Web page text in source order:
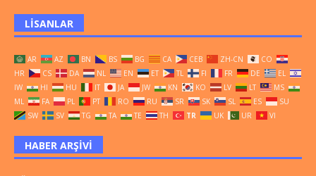
LISANLAR
AR AZ BN BS BG CA CEB ZH-CN
CO
HR
CS DA NL EN ET TL FI FR DE
EL
IW
HI HU IT JA JW KN KO LV LT
MS
ML
FA PL PT RO RU SR SK SL ES
SU
SW
SV TG TA TE TH TR UK UR VI
HABER ARŞIVI